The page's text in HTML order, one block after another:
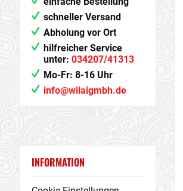
schneller Versand
Abholung vor Ort
hilfreicher Service
unter: 034207/41313
Mo-Fr: 8-16 Uhr
info@wilaigmbh.de
INFORMATION